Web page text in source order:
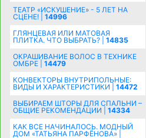
ТЕАТР «ИСКУШЕНИЕ» - 5 ЛЕТ НА
СЦЕНЕ! | 14996
ГЛЯНЦЕВАЯ ИЛИ МАТОВАЯ
ПЛИТКА. ЧТО ВЫБРАТЬ? | 14835
ОКРАШИВАНИЕ ВОЛОС В ТЕХНИКЕ
ОМБРЕ | 14479
КОНВЕКТОРЫ ВНУТРИПОЛЬНЫЕ:
ВИДЫ И ХАРАКТЕРИСТИКИ | 14472
ВЫБИРАЕМ ШТОРЫ ДЛЯ СПАЛЬНИ –
ОБЩИЕ РЕКОМЕНДАЦИИ | 14334
КАК ВСЕ НАЧИНАЛОСЬ. МОДНЫЙ
ДОМ «ТАТЬЯНА ПАРФЁНОВА» |